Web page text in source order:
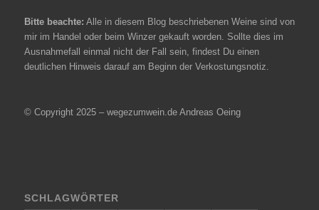
Bitte beachte: Alle in diesem Blog beschriebenen Weine sind von
mir im Handel oder beim Winzer gekauft worden. Sollte dies im
Ausnahmefall einmal nicht der Fall sein, findest Du einen
deutlichen Hinweis darauf am Beginn der Verkostungsnotiz.
© Copyright 2025 – wegezumwein.de Andreas Oeing
SCHLAGWÖRTER